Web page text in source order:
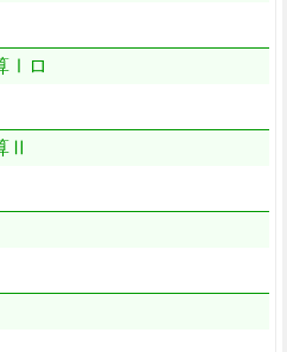
Ⅰロ
Ⅱ